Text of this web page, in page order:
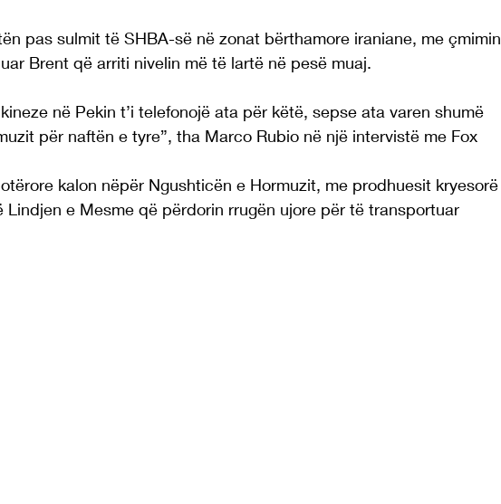
pas sulmit të SHBA-së në zonat bërthamore iraniane, me çmimin
Brent që arriti nivelin më të lartë në pesë muaj.
në Pekin t’i telefonojë ata për këtë, sepse ata varen shumë
për naftën e tyre”, tha Marco Rubio në një intervistë me Fox
kalon nëpër Ngushticën e Hormuzit, me prodhuesit kryesorë
Lindjen e Mesme që përdorin rrugën ujore për të transportuar